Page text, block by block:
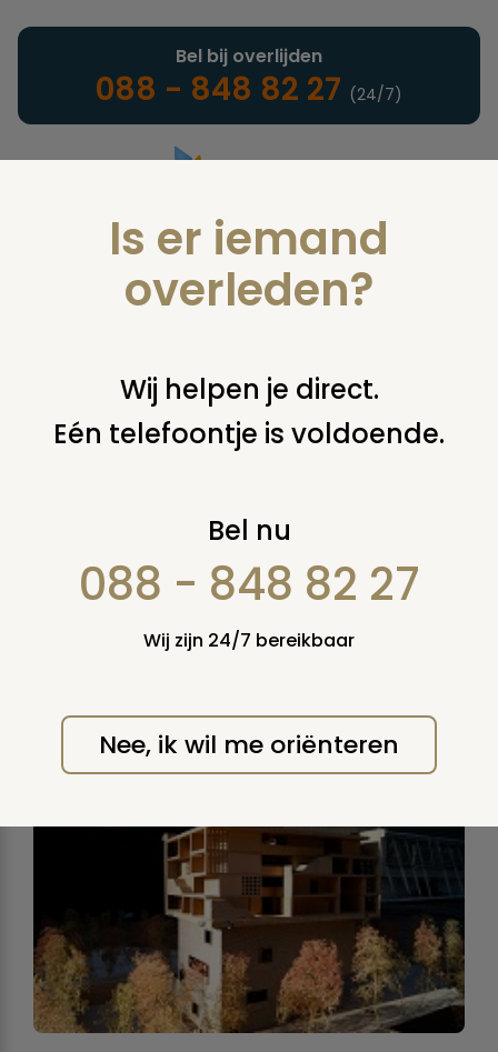
Landelijke uitvaartonderneming
Bel bij overlijden
088 - 848 82 27 (24/7)
U bent hier: home nieuws & agenda nieuws
Nieuws FEBRUARI 2016
MAANDAG 29 FEBRUARI
Nieuw Leven Voor de Dood
Is er iemand
overleden?
Wij helpen je direct.
Eén telefoontje is voldoende.
Bel nu
088 - 848 82 27
Wij zijn 24/7 bereikbaar
Nee, ik wil me oriënteren